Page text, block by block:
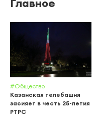
Главное
#Общество
Казанская телебашня
засияет в честь 25-летия
РТРС